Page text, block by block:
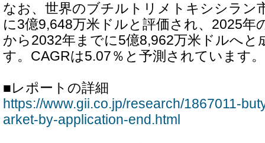
なお、世界のブチルトリメトキシシラン
に3億9,648万米ドルと評価され、2025年
から2032年までに5億8,962万米ドルへと
す。CAGRは5.07％と予測されています。
■レポートの詳細
https://www.gii.co.jp/research/1867011-
arket-by-application-end.html